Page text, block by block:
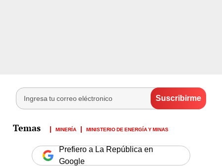
MINERÍA MINISTERIO DE ENERGÍA Y MINAS
Prefiero a La República en
Google